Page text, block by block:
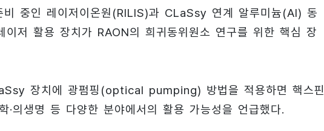
중인 레이저이온원(RILIS)과 CLaSsy 연계 알루미늄(Al) 동
저 활용 장치가 RAON의 희귀동위원소 연구를 위한 핵심 장
장치에 광펌핑(optical pumping) 방법을 적용하면 핵스핀
·의생명 등 다양한 분야에서의 활용 가능성을 언급했다.